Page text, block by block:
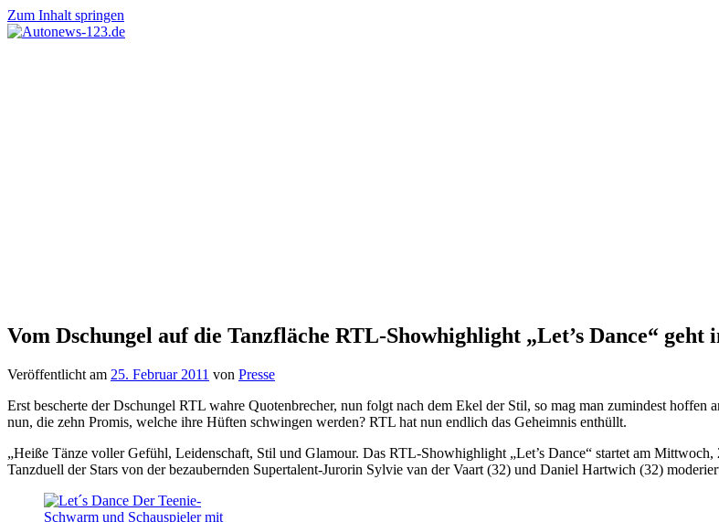
Zum Inhalt springen
Vom Dschungel auf die Tanzfläche RTL-Showhighlight „Let’s Dance“ geht
Veröffentlicht am 25. Februar 2011 von Presse
Erst bescherte der Dschungel RTL wahre Quotenbrecher, nun folgt nach dem Ekel der Stil, so mag man zumindest
nun, die zehn Promis, welche ihre Hüften schwingen werden? RTL hat nun endlich das Geheimnis enthüllt.
„Heiße Tänze voller Gefühl, Leidenschaft, Stil und Glamour. Das RTL-Showhighlight „Let’s Dance“ startet am
Tanzduell der Stars von der bezaubernden Supertalent-Jurorin Sylvie van der Vaart (32) und Daniel Hartwich (32)